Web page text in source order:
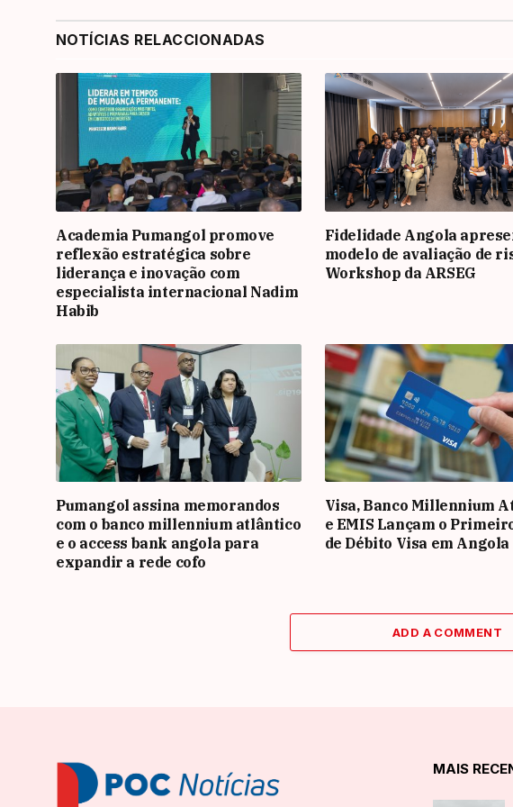
NOTÍCIAS RELACCIONADAS
Academia Pumangol promove
reflexão estratégica sobre
liderança e inovação com
especialista internacional Nadim
Habib
Fidelidade Angola
modelo de avaliação de
Workshop da ARSEG
Pumangol assina memorandos
com o banco millennium atlântico
e o access bank angola para
expandir a rede cofo
Visa, Banco Millennium
e EMIS Lançam o
de Débito Visa em Angola
ADD A COMMENT
MAIS